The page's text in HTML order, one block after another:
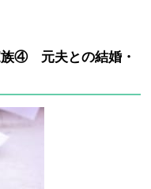
族④ 元夫との結婚・